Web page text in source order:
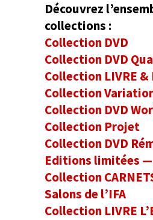
Découvrez
collections :
Collection DVD
Collection DVD
Collection LIVRE &
Collection
Collection DVD
Collection Projet
Collection DVD
Editions limitées
Collection
Salons de l’IFA
Collection LIVRE